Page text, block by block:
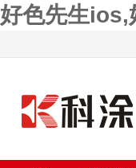
好色先生ios,